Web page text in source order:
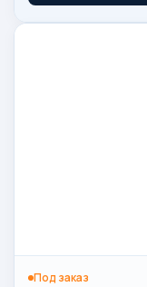
Под заказ